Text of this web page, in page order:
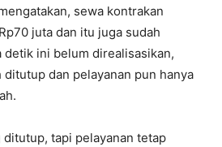
sewa kontrakan
juta dan itu juga sudah
detik ini belum direalisasikan,
dan pelayanan pun hanya
ditutup, tapi pelayanan tetap